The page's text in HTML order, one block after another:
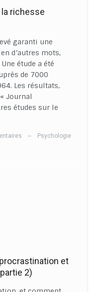
la richesse
garanti une
d’autres mots,
étude a été
de 7000
Les résultats,
Journal
études sur le
—
Psychologie
et
2)